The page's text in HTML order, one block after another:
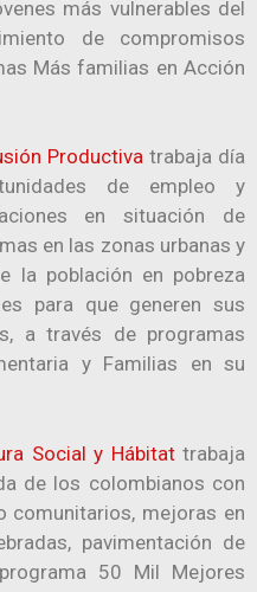
más vulnerables del
de compromisos
Más familias en Acción
Productiva trabaja día
de empleo y
en situación de
en las zonas urbanas y
la población e​n pobreza
para que generen sus
a través de programas
y Familias en su
Social y Hábitattrabaja
de los colombianos con
comunitarios, mejoras en
pavimentación de
50 Mil Mejores